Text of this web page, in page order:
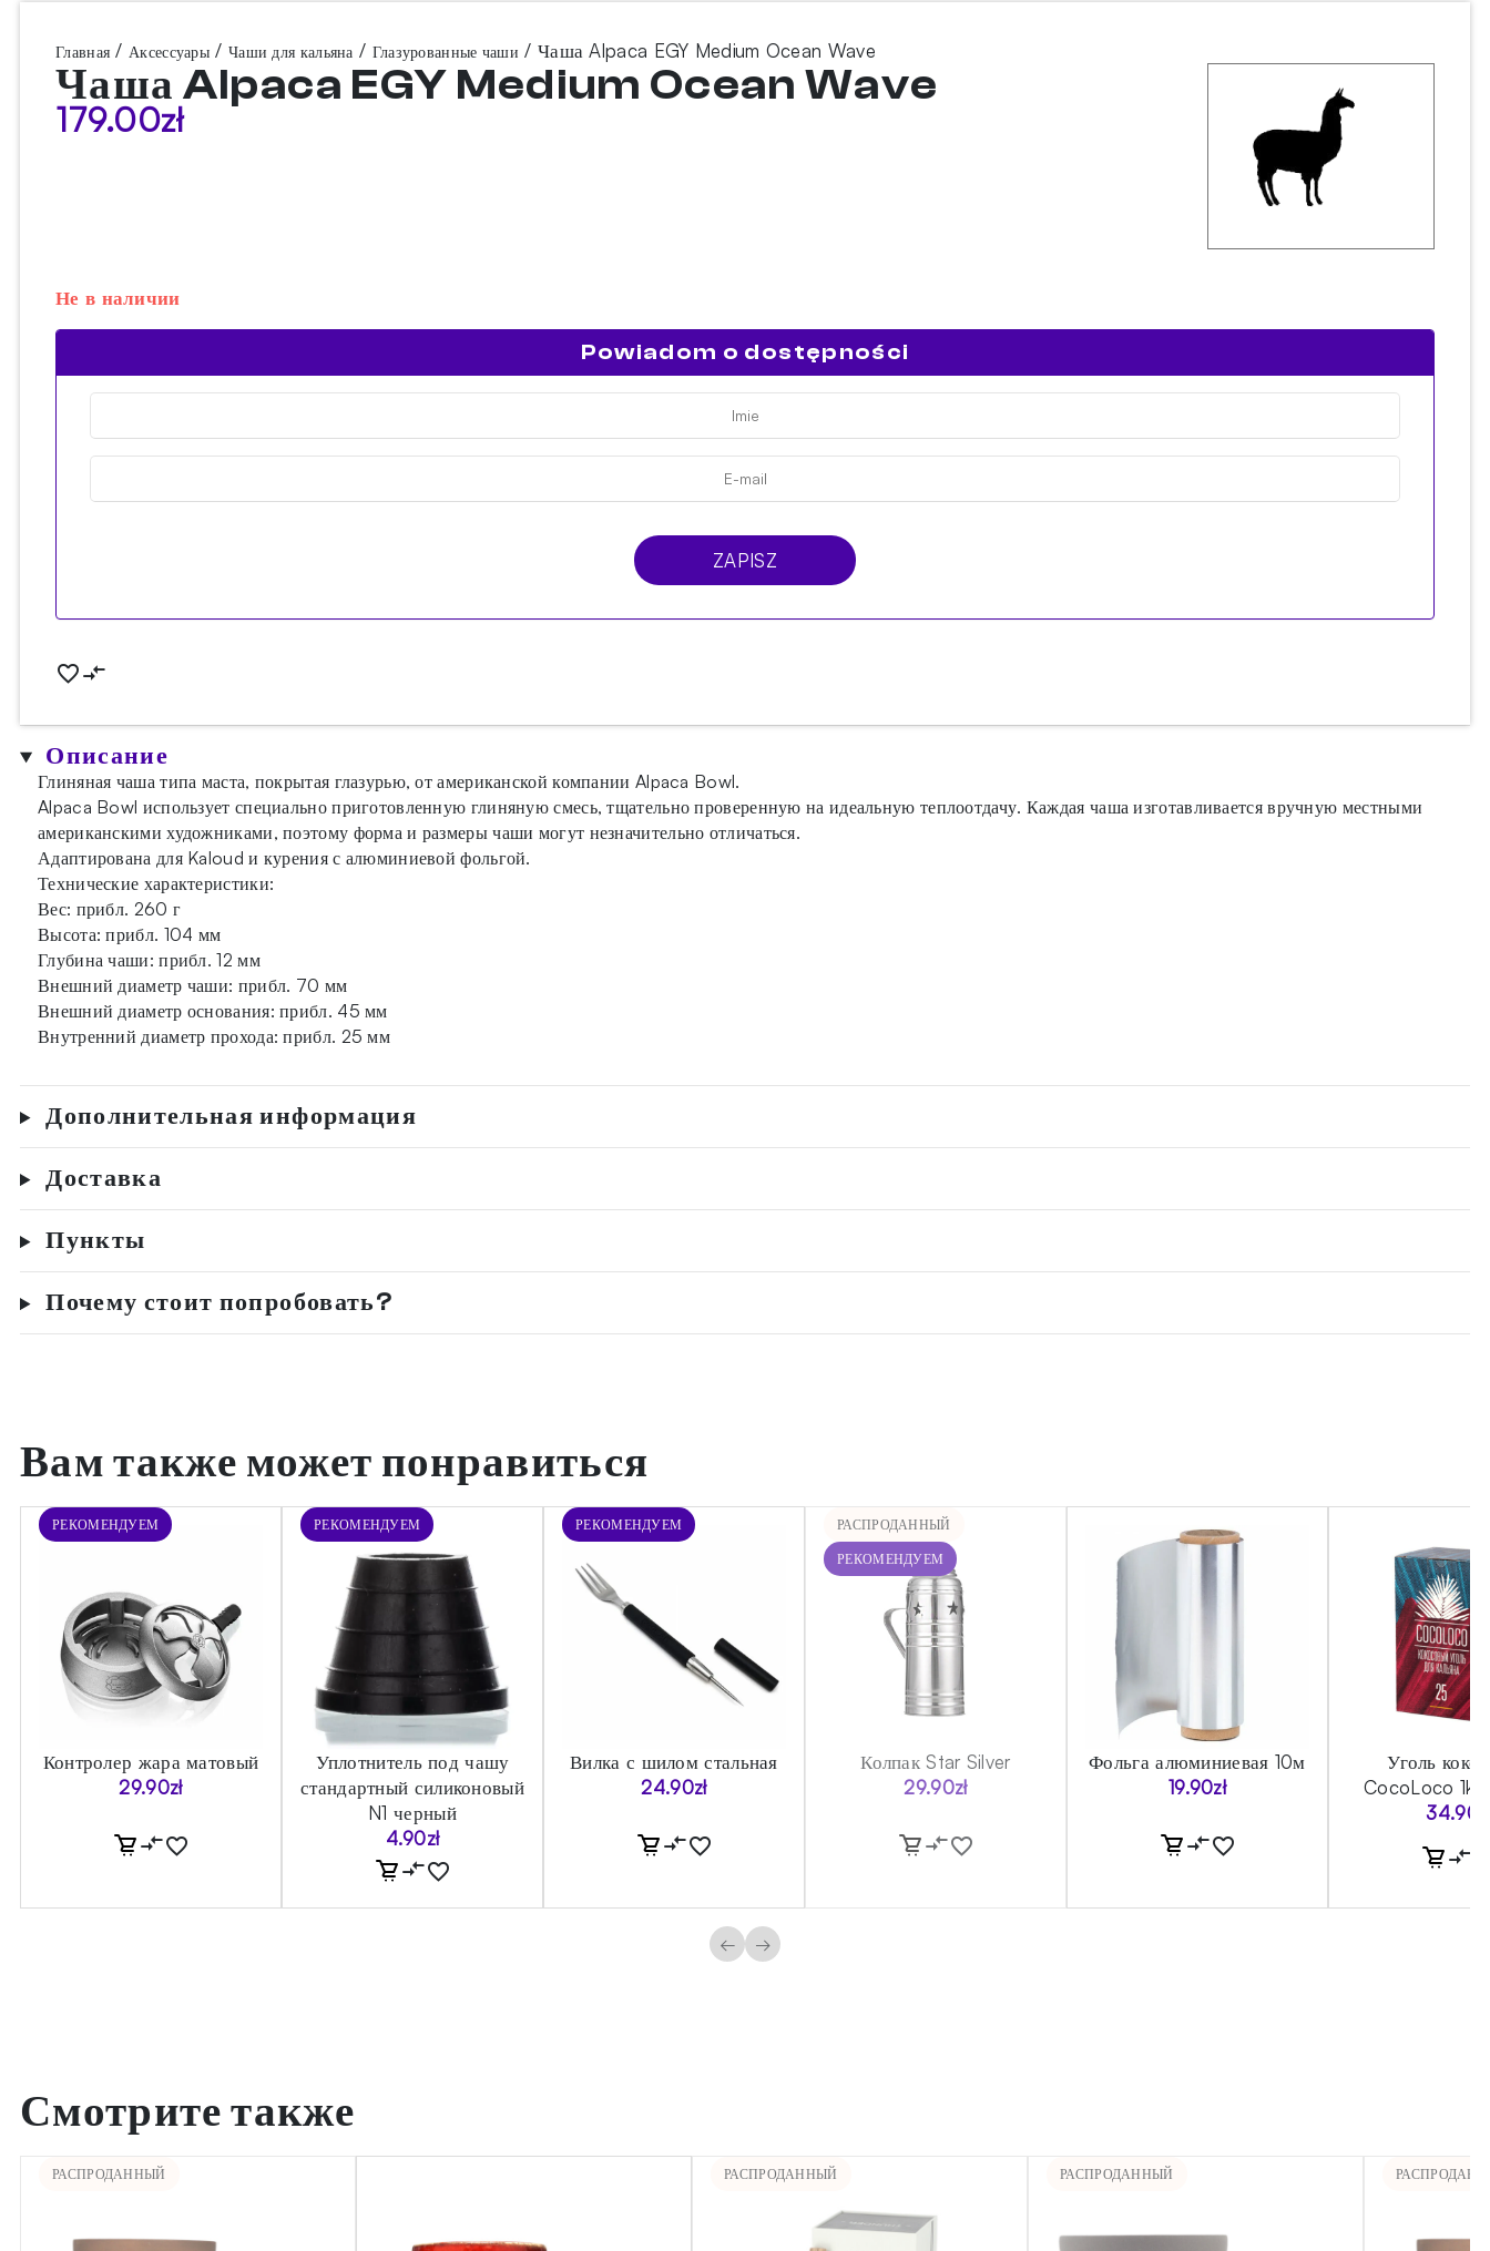
Главная / Аксессуары / Чаши для кальяна / Глазурованные чаши / Чаша Alpaca EGY Medium Ocean Wave
Чаша Alpaca EGY Medium Ocean Wave
179.00zł
Не в наличии
Powiadom o dostępności
ZAPISZ
Описание
Глиняная чаша типа маста, покрытая глазурью, от американской компании Alpaca Bowl.
Alpaca Bowl использует специально приготовленную глиняную смесь, тщательно проверенную на идеальную теплоотдачу. Каждая чаша изготавливается вручную местными
американскими художниками, поэтому форма и размеры чаши могут незначительно отличаться.
Адаптирована для Kaloud и курения с алюминиевой фольгой.
Технические характеристики:
Вес: прибл. 260 г
Высота: прибл. 104 мм
Глубина чаши: прибл. 12 мм
Внешний диаметр чаши: прибл. 70 мм
Внешний диаметр основания: прибл. 45 мм
Внутренний диаметр прохода: прибл. 25 мм
Дополнительная информация
Доставка
Пункты
Почему стоит попробовать?
Вам также может понравиться
РЕКОМЕНДУЕМ
Контролер жара матовый
29.90zł
РЕКОМЕНДУЕМ
Уплотнитель под чашу
стандартный силиконовый
N1 черный
4.90zł
РЕКОМЕНДУЕМ
Вилка с шилом стальная
24.90zł
РАСПРОДАННЫЙ
РЕКОМЕНДУЕМ
Колпак Star Silver
29.90zł
Фольга алюминиевая 10м
19.90zł
Уголь
CocoLoco 1kg
34.90
← →
Смотрите также
РАСПРОДАННЫЙ РАСПРОДАННЫЙ РАСПРОДАННЫЙ